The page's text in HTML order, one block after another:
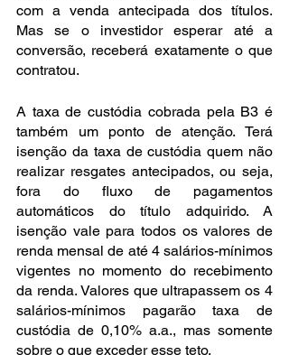
com a venda antecipada dos títulos.
Mas se o investidor esperar até a
conversão, receberá exatamente o que
contratou.
A taxa de custódia cobrada pela B3 é
também um ponto de atenção. Terá
isenção da taxa de custódia quem não
realizar resgates antecipados, ou seja,
fora do fluxo de pagamentos
automáticos do título adquirido. A
isenção vale para todos os valores de
renda mensal de até 4 salários-mínimos
vigentes no momento do recebimento
da renda. Valores que ultrapassem os 4
salários-mínimos pagarão taxa de
custódia de 0,10% a.a., mas somente
sobre o que exceder esse teto.